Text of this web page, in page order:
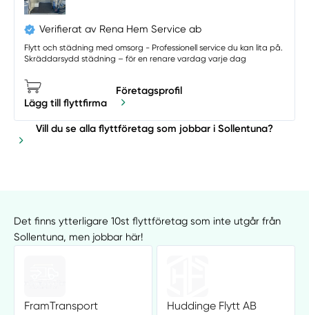
Verifierat av Rena Hem Service ab
Flytt och städning med omsorg - Professionell service du kan lita på.
Skräddarsydd städning – för en renare vardag varje dag
Lägg till flyttfirma
Företagsprofil
Vill du se alla flyttföretag som jobbar i Sollentuna?
Det finns ytterligare 10st flyttföretag som inte utgår från
Sollentuna, men jobbar här!
FramTransport
Huddinge Flytt AB